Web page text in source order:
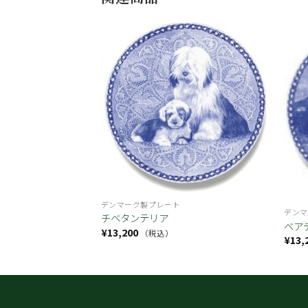
お気
に入
り
デンマーク製プレート
チベタンテリア
¥13,200 （税込）
デン
ベア
¥